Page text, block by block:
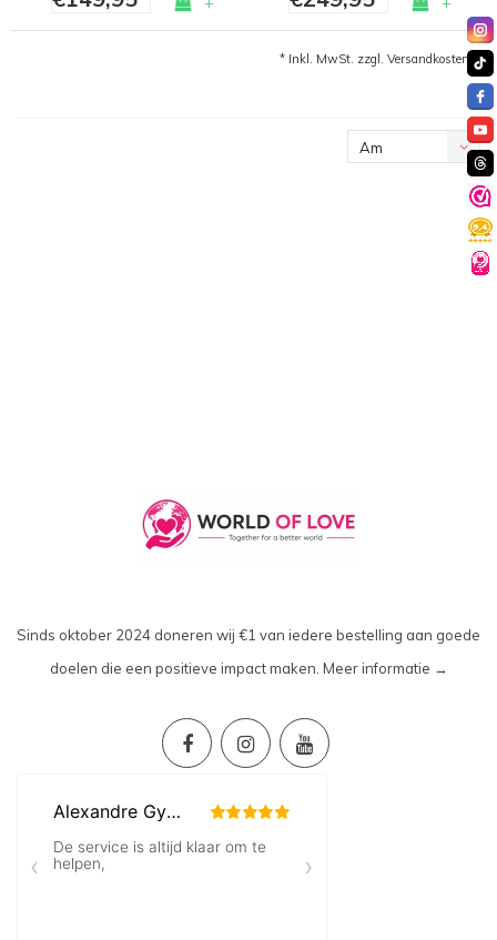
* Inkl. MwSt. zzgl. Versandkosten
Am
Sinds oktober 2024 doneren wij €1 van iedere bestelling aan goede
doelen die een positieve impact maken. Meer informatie →